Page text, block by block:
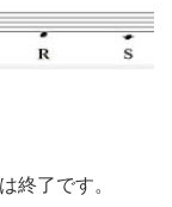
終了です。